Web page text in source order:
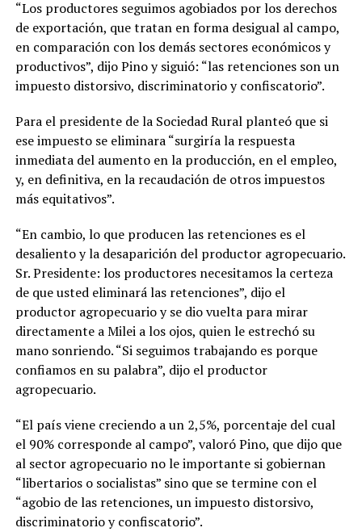
“Los productores seguimos agobiados por los derechos
de exportación, que tratan en forma desigual al campo,
en comparación con los demás sectores económicos y
productivos”, dijo Pino y siguió: “las retenciones son un
impuesto distorsivo, discriminatorio y confiscatorio”.
Para el presidente de la Sociedad Rural planteó que si
ese impuesto se eliminara “surgiría la respuesta
inmediata del aumento en la producción, en el empleo,
y, en definitiva, en la recaudación de otros impuestos
más equitativos”.
“En cambio, lo que producen las retenciones es el
desaliento y la desaparición del productor agropecuario.
Sr. Presidente: los productores necesitamos la certeza
de que usted eliminará las retenciones”, dijo el
productor agropecuario y se dio vuelta para mirar
directamente a Milei a los ojos, quien le estrechó su
mano sonriendo. “Si seguimos trabajando es porque
confiamos en su palabra”, dijo el productor
agropecuario.
“El país viene creciendo a un 2,5%, porcentaje del cual
el 90% corresponde al campo”, valoró Pino, que dijo que
al sector agropecuario no le importante si gobiernan
“libertarios o socialistas” sino que se termine con el
“agobio de las retenciones, un impuesto distorsivo,
discriminatorio y confiscatorio”.